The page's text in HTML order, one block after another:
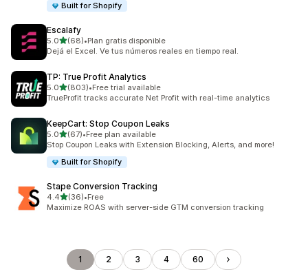
Built for Shopify
Escalafy
5.05つ星中
(68)
合計レビュー数：68件
•Plan gratis disponible
Dejá el Excel. Ve tus números reales en tiempo real.
TP: True Profit Analytics
5.05つ星中
(803)
合計レビュー数：803件
•Free trial available
TrueProfit tracks accurate Net Profit with real-time analytics
KeepCart: Stop Coupon Leaks
5.05つ星中
(67)
合計レビュー数：67件
•Free plan available
Stop Coupon Leaks with Extension Blocking, Alerts, and more!
Built for Shopify
Stape Conversion Tracking
4.45つ星中
(36)
合計レビュー数：36件
•Free
Maximize ROAS with server-side GTM conversion tracking
1 2 3 4 60